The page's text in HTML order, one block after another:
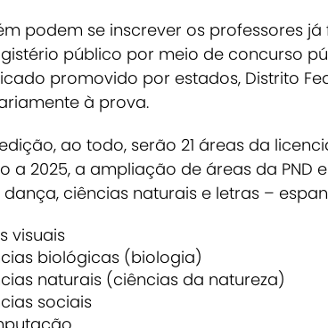
podem se inscrever os professores
público por meio de concurso
promovido por estados, Distrito
à prova.
ao todo, serão 21 áreas da
a 2025, a ampliação de áreas da PND
ciências naturais e letras –
visuais
biológicas (biologia)
naturais (ciências da natureza)
sociais